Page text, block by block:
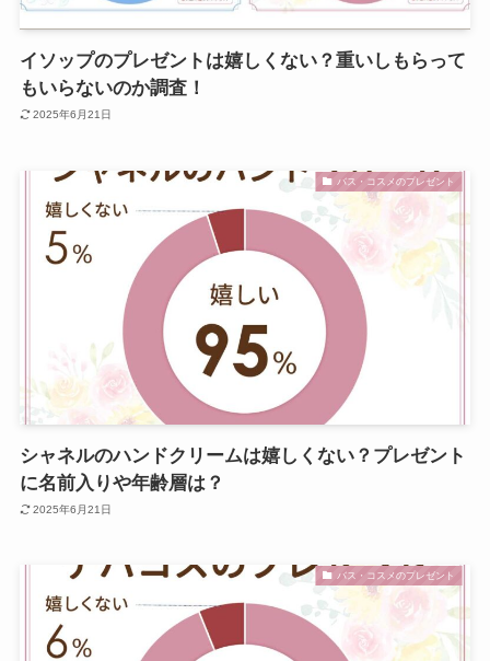
イソップのプレゼントは嬉しくない？重いしもらって
もいらないのか調査！
2025年6月21日
バス・コスメのプレゼント
シャネルのハンドクリームは嬉しくない？プレゼント
に名前入りや年齢層は？
2025年6月21日
バス・コスメのプレゼント